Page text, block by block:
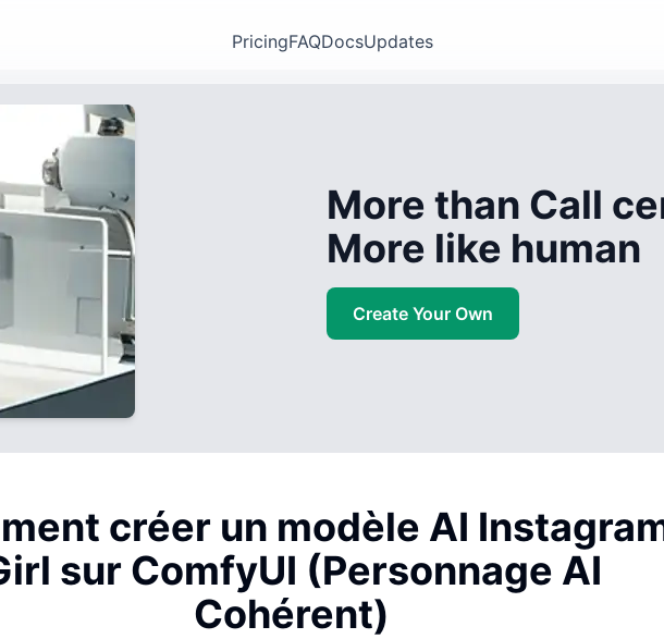
PricingFAQDocsUpdates
More than Call
More like human
Create Your Own
créer un modèle AI
sur ComfyUI (Personnage AI
Cohérent)